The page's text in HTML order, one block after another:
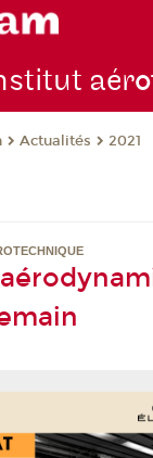
aér
Actualités 2021